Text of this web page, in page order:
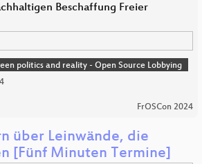
Beschaffung Freier
politics and reality - Open Source Lobbying
FrOSCon 2024
über Leinwände, die
[Fünf Minuten Termine]